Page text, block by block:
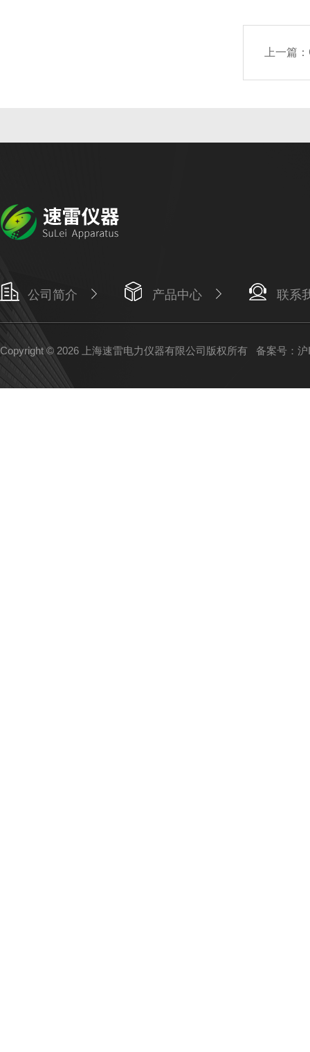
上一篇：
公司简介 产品中心 联系
Copyright © 2026 上海速雷电力仪器有限公司版权所有 备案号：